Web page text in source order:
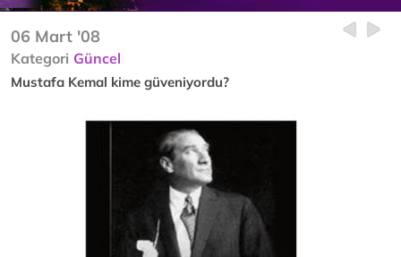
06 Mart '08
Kategori Güncel
Mustafa Kemal kime güveniyordu?